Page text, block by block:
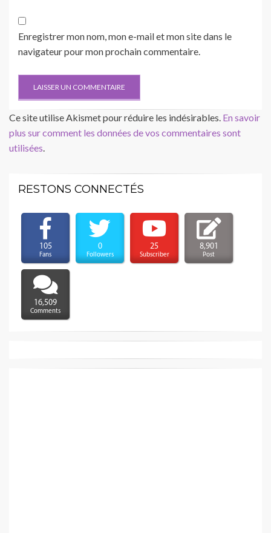
Enregistrer mon nom, mon e-mail et mon site dans le
navigateur pour mon prochain commentaire.
Ce site utilise Akismet pour réduire les indésirables. En savoir
plus sur comment les données de vos commentaires sont
utilisées.
RESTONS CONNECTÉS
105
Fans
0
Followers
25
Subscriber
8,901
Post
16,509
Comments